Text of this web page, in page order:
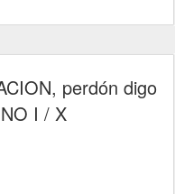
perdón digo
I / X